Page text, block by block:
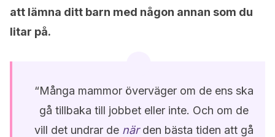
att lämna ditt barn med någon annan som du
litar på.
“Många mammor överväger om de ens ska
gå tillbaka till jobbet eller inte. Och om de
vill det undrar de närden bästa tiden att gå